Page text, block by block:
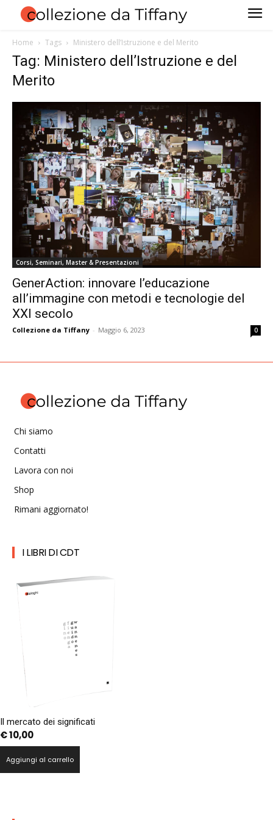
Home Tags Ministero dell’Istruzione e del Merito
Tag: Ministero dell’Istruzione e del
Merito
Corsi, Seminari, Master & Presentazioni
GenerAction: innovare l’educazione
all’immagine con metodi e tecnologie del
XXI secolo
Collezione da Tiffany - Maggio 6, 2023 0
Chi siamo
Contatti
Lavora con noi
Shop
Rimani aggiornato!
I LIBRI DI CDT
Il mercato dei significati
€10,00
Aggiungi al carrello